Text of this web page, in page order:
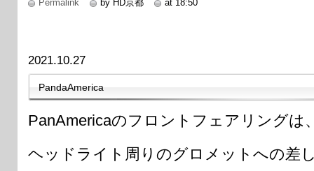
Permalink by HD京都 at 18:50
2021.10.27
PandaAmerica
PanAmericaのフロントフェアリングは
ヘッドライト周りのグロメットへの差